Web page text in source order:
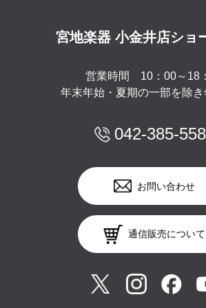
宮地楽器 小金井店ショ
営業時間 10：00～18
年末年始・夏期の一部を除
042-385-
お問い合わせ
通信販売について